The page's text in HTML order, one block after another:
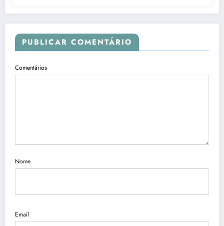
PUBLICAR COMENTÁRIO
Comentários
Nome
Email